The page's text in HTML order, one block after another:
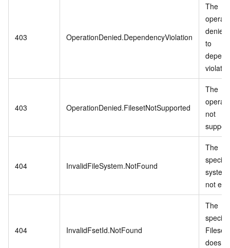
403 OperationDenied.DependencyViolation
The
denied
to
403 OperationDenied.FilesetNotSupported
The
not
404 InvalidFileSystem.NotFound
The
not
404 InvalidFsetId.NotFound
The
Fileset
does